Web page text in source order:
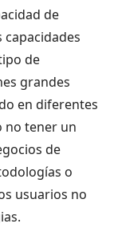
de
de
grandes
en diferentes
no tener un
de
o
usuarios no